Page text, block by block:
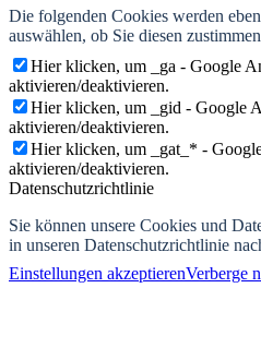
Die folgenden Cookies werden
auswählen, ob Sie diesen
Hier klicken, um _ga - Google
aktivieren/deaktivieren.
Hier klicken, um _gid - Google
aktivieren/deaktivieren.
Hier klicken, um _gat_* -
aktivieren/deaktivieren.
Datenschutzrichtlinie
Sie können unsere Cookies und
in unseren Datenschutzrichtlinie
Einstellungen akzeptierenVerberge